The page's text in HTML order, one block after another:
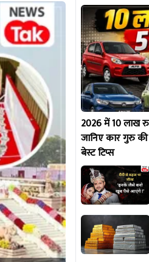
2026 में 10 लाख
जानिए कार गुरु
बेस्ट टिप्स